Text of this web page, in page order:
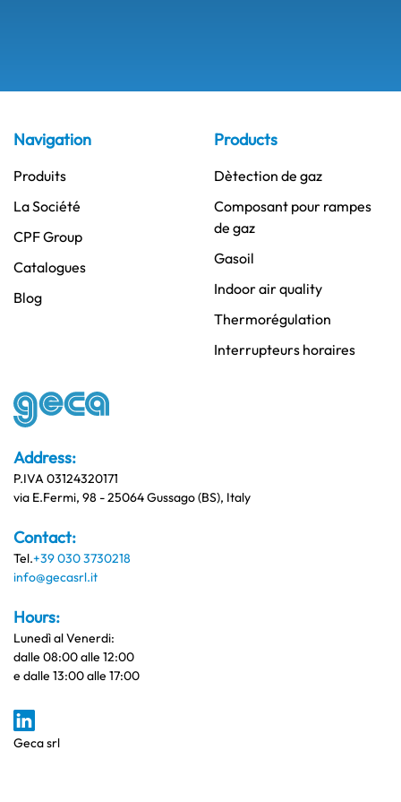
Address:
P.IVA 03124320171
via E.Fermi, 98 - 25064 Gussago (BS), Italy
Contact:
Tel.+39 030 3730218
info@gecasrl.it
Hours:
Lunedì al Venerdi:
dalle 08:00 alle 12:00
e dalle 13:00 alle 17:00
Geca srl
Navigation
Produits
La Société
CPF Group
Catalogues
Blog
Products
Dètection de gaz
Composant pour rampes
de gaz
Gasoil
Indoor air quality
Thermorégulation
Interrupteurs horaires